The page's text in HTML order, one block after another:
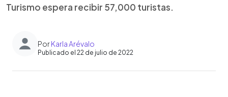
Turismo espera recibir 57,000 turistas.
PorKarla Arévalo
Publicado el 22 de julio de 2022